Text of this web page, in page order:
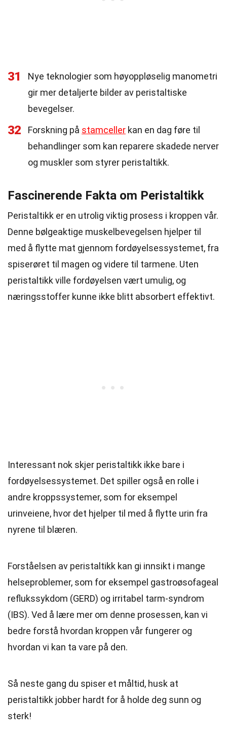
31
Nye teknologier som høyoppløselig manometri
gir mer detaljerte bilder av peristaltiske
bevegelser.
32 Forskning på stamceller kan en dag føre til
behandlinger som kan reparere skadede nerver
og muskler som styrer peristaltikk.
Fascinerende Fakta om Peristaltikk
Peristaltikk er en utrolig viktig prosess i kroppen vår.
Denne bølgeaktige muskelbevegelsen hjelper til
med å flytte mat gjennom fordøyelsessystemet, fra
spiserøret til magen og videre til tarmene. Uten
peristaltikk ville fordøyelsen vært umulig, og
næringsstoffer kunne ikke blitt absorbert effektivt.
Interessant nok skjer peristaltikk ikke bare i
fordøyelsessystemet. Det spiller også en rolle i
andre kroppssystemer, som for eksempel
urinveiene, hvor det hjelper til med å flytte urin fra
nyrene til blæren.
Forståelsen av peristaltikk kan gi innsikt i mange
helseproblemer, som for eksempel gastroøsofageal
reflukssykdom (GERD) og irritabel tarm-syndrom
(IBS). Ved å lære mer om denne prosessen, kan vi
bedre forstå hvordan kroppen vår fungerer og
hvordan vi kan ta vare på den.
Så neste gang du spiser et måltid, husk at
peristaltikk jobber hardt for å holde deg sunn og
sterk!